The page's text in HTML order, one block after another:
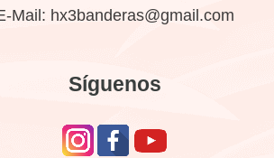
Mail: hx3banderas@gmail.com
Síguenos